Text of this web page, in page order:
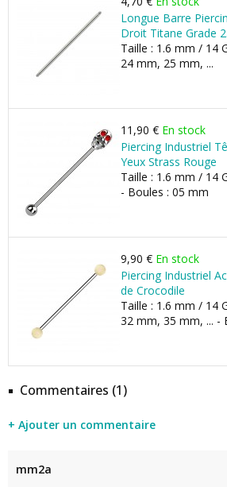
Longue Barre
Droit Titane Grade
Taille : 1.6 mm / 14
24 mm, 25 mm, ...
11,90 € En stock
Piercing Industriel
Yeux Strass Rouge
Taille : 1.6 mm / 14
- Boules : 05 mm
9,90 € En stock
Piercing Industriel
de Crocodile
Taille : 1.6 mm / 14
32 mm, 35 mm, ... -
Commentaires (1)
+ Ajouter un commentaire
mm2a